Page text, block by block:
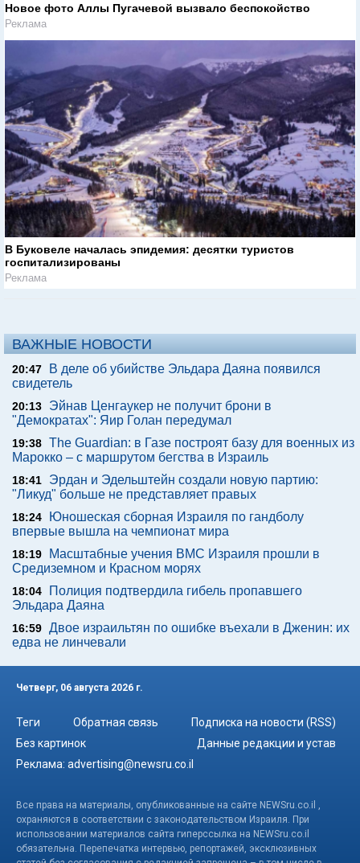
Новое фото Аллы Пугачевой вызвало беспокойство
Реклама
В Буковеле началась эпидемия: десятки туристов
госпитализированы
Реклама
ВАЖНЫЕ НОВОСТИ
20:47
В деле об убийстве Эльдара Даяна появился
свидетель
20:13
Эйнав Ценгаукер не получит брони в
"Демократах": Яир Голан передумал
19:38 The Guardian: в Газе построят базу для военных из
Марокко – с маршрутом бегства в Израиль
18:41
Эрдан и Эдельштейн создали новую партию:
"Ликуд" больше не представляет правых
18:24
Юношеская сборная Израиля по гандболу
впервые вышла на чемпионат мира
18:19
Масштабные учения ВМС Израиля прошли в
Средиземном и Красном морях
18:04
Полиция подтвердила гибель пропавшего
Эльдара Даяна
16:59 Двое израильтян по ошибке въехали в Дженин: их
едва не линчевали
Четверг, 06 августа 2026 г.
Теги Обратная связь
Подписка на новости (RSS)
Без картинок
Данные редакции и устав
Реклама: advertising@newsru.co.il
Все права на материалы, опубликованные на сайте NEWSru.co.il ,
охраняются в соответствии с законодательством Израиля. При
использовании материалов сайта гиперссылка на NEWSru.co.il
обязательна. Перепечатка интервью, репортажей, эксклюзивных